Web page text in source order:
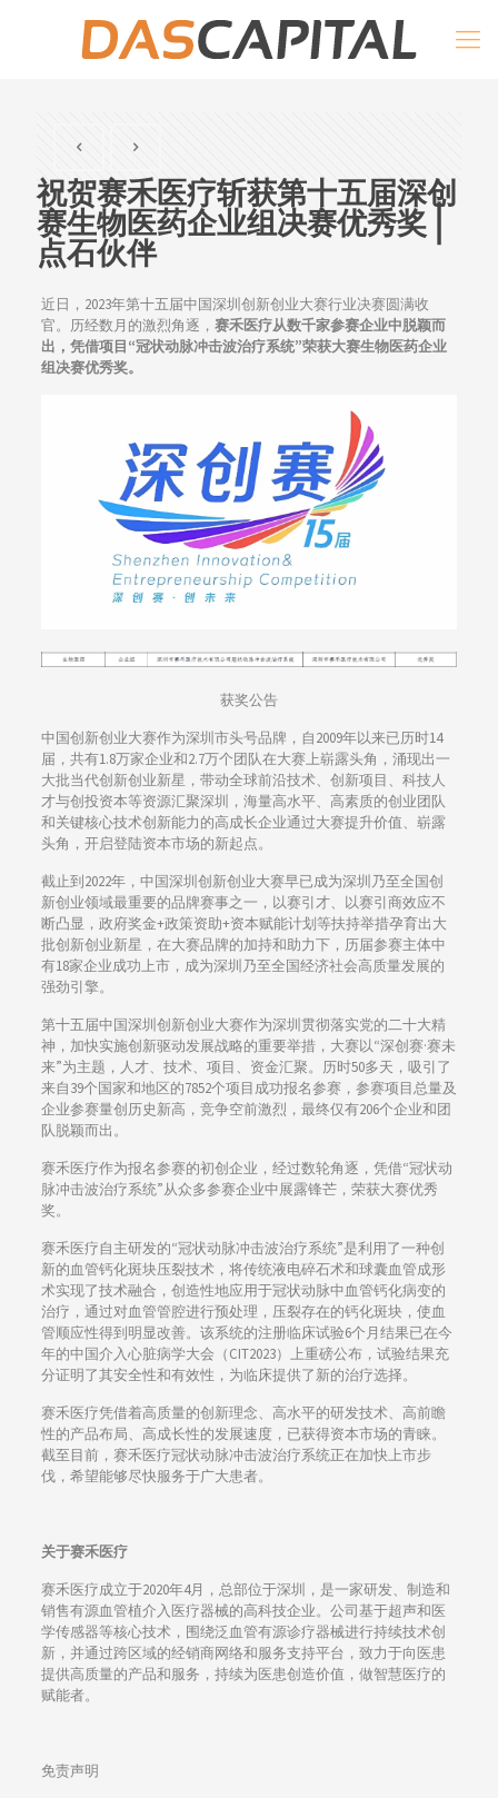
祝贺赛禾医疗斩获第十五届深创
赛生物医药企业组决赛优秀奖 |
点石伙伴
近日，2023年第十五届中国深圳创新创业大赛行业决赛圆满收
官。历经数月的激烈角逐， 赛禾医疗从数千家参赛企业中脱颖而
出，凭借项目“冠状动脉冲击波治疗系统”荣获大赛生物医药企业
组决赛优秀奖。
获奖公告
中国创新创业大赛作为深圳市头号品牌，自2009年以来已历时14
届，共有1.8万家企业和2.7万个团队在大赛上崭露头角，涌现出一
大批当代创新创业新星，带动全球前沿技术、创新项目、科技人
才与创投资本等资源汇聚深圳，海量高水平、高素质的创业团队
和关键核心技术创新能力的高成长企业通过大赛提升价值、崭露
头角，开启登陆资本市场的新起点。
截止到2022年，中国深圳创新创业大赛早已成为深圳乃至全国创
新创业领域最重要的品牌赛事之一，以赛引才、以赛引商效应不
断凸显，政府奖金+政策资助+资本赋能计划等扶持举措孕育出大
批创新创业新星，在大赛品牌的加持和助力下，历届参赛主体中
有18家企业成功上市，成为深圳乃至全国经济社会高质量发展的
强劲引擎。
第十五届中国深圳创新创业大赛作为深圳贯彻落实党的二十大精
神，加快实施创新驱动发展战略的重要举措，大赛以“深创赛·赛未
来”为主题，人才、技术、项目、资金汇聚。历时50多天，吸引了
来自39个国家和地区的7852个项目成功报名参赛，参赛项目总量及
企业参赛量创历史新高，竞争空前激烈，最终仅有206个企业和团
队脱颖而出。
赛禾医疗作为报名参赛的初创企业，经过数轮角逐，凭借“冠状动
脉冲击波治疗系统”从众多参赛企业中展露锋芒，荣获大赛优秀
奖。
赛禾医疗自主研发的“冠状动脉冲击波治疗系统”是利用了一种创
新的血管钙化斑块压裂技术，将传统液电碎石术和球囊血管成形
术实现了技术融合，创造性地应用于冠状动脉中血管钙化病变的
治疗，通过对血管管腔进行预处理，压裂存在的钙化斑块，使血
管顺应性得到明显改善。该系统的注册临床试验6个月结果已在今
年的中国介入心脏病学大会（CIT2023）上重磅公布，试验结果充
分证明了其安全性和有效性，为临床提供了新的治疗选择。
赛禾医疗凭借着高质量的创新理念、高水平的研发技术、高前瞻
性的产品布局、高成长性的发展速度，已获得资本市场的青睐。
截至目前，赛禾医疗冠状动脉冲击波治疗系统正在加快上市步
伐，希望能够尽快服务于广大患者。
关于赛禾医疗
赛禾医疗成立于2020年4月，总部位于深圳，是一家研发、制造和
销售有源血管植介入医疗器械的高科技企业。公司基于超声和医
学传感器等核心技术，围绕泛血管有源诊疗器械进行持续技术创
新，并通过跨区域的经销商网络和服务支持平台，致力于向医患
提供高质量的产品和服务，持续为医患创造价值，做智慧医疗的
赋能者。
免责声明